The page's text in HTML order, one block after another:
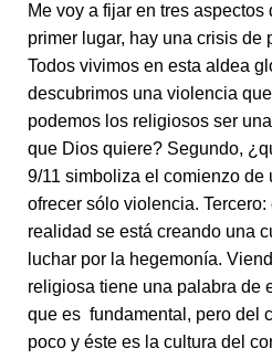
Me voy a fijar en tres aspectos
primer lugar, hay una crisis de
Todos vivimos en esta aldea
descubrimos una violencia
podemos los religiosos ser
que Dios quiere? Segundo,
9/11 simboliza el comienzo de
ofrecer sólo violencia. Tercero:
realidad se está creando una
luchar por la hegemonía.
religiosa tiene una palabra de
que es fundamental, pero del
poco y éste es la cultura del